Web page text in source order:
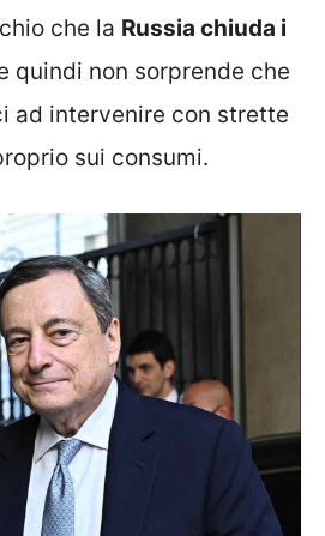
che la Russia chiuda i
quindi non sorprende che
ad intervenire con strette
sui consumi.